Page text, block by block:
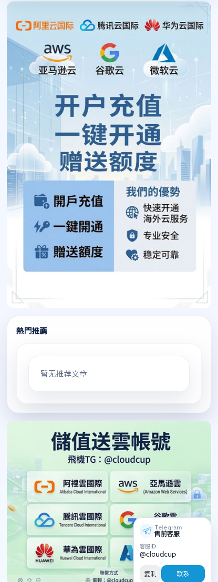
熱門推薦
暂无推荐文章
Telegram
售前客服
客服ID
@cloudcup
复制 联系